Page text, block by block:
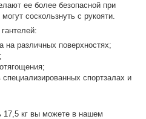
ее более безопасной при
соскользнуть с рукояти.
на различных поверхностях;
спортзалах и
17,5 кг вы можете в нашем